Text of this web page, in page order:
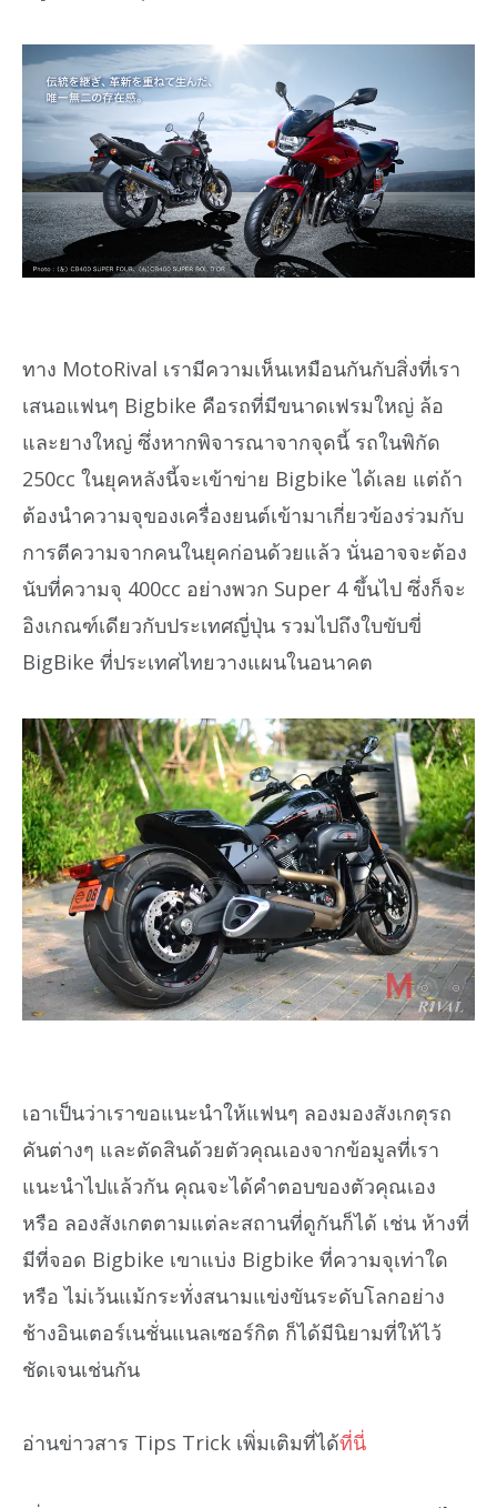
ทาง MotoRival เรามีความเห็นเหมือนกันกับสิ่งที่เรา
เสนอแฟนๆ Bigbike คือรถที่มีขนาดเฟรมใหญ่ ล้อ
และยางใหญ่ ซึ่งหากพิจารณาจากจุดนี้ รถในพิกัด
250cc ในยุคหลังนี้จะเข้าข่าย Bigbike ได้เลย แต่ถ้า
ต้องนำความจุของเครื่องยนต์เข้ามาเกี่ยวข้องร่วมกับ
การตีความจากคนในยุคก่อนด้วยแล้ว นั่นอาจจะต้อง
นับที่ความจุ 400cc อย่างพวก Super 4 ขึ้นไป ซึ่งก็จะ
อิงเกณฑ์เดียวกับประเทศญี่ปุ่น รวมไปถึงใบขับขี่
BigBike ที่ประเทศไทยวางแผนในอนาคต
เอาเป็นว่าเราขอแนะนำให้แฟนๆ ลองมองสังเกตุรถ
คันต่างๆ และตัดสินด้วยตัวคุณเองจากข้อมูลที่เรา
แนะนำไปแล้วกัน คุณจะได้คำตอบของตัวคุณเอง
หรือ ลองสังเกตตามแต่ละสถานที่ดูกันก็ได้ เช่น ห้างที่
มีที่จอด Bigbike เขาแบ่ง Bigbike ที่ความจุเท่าใด
หรือ ไม่เว้นแม้กระทั่งสนามแข่งขันระดับโลกอย่าง
ช้างอินเตอร์เนชั่นแนลเซอร์กิต ก็ได้มีนิยามที่ให้ไว้
ชัดเจนเช่นกัน
อ่านข่าวสาร Tips Trick เพิ่มเติมที่ได้ที่นี่